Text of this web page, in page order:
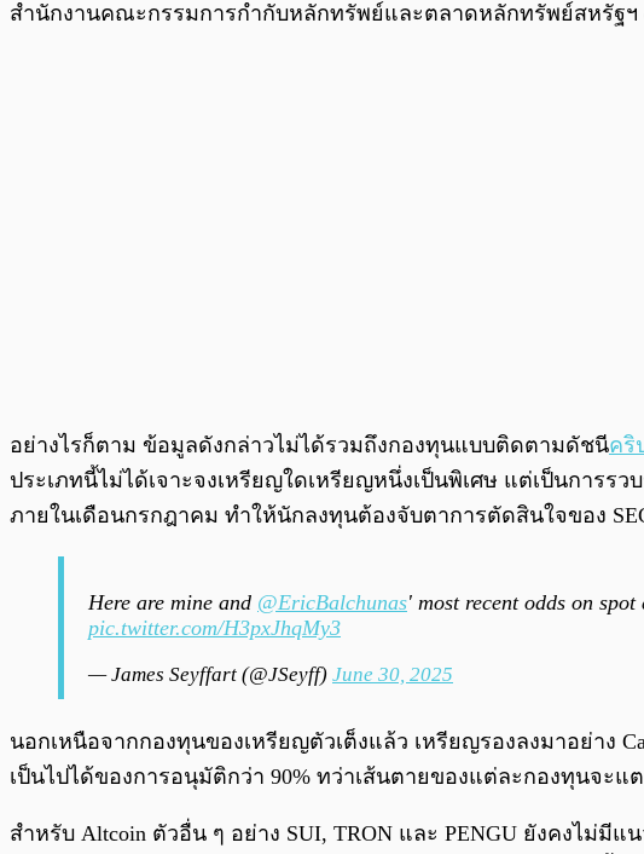
สำนักงานคณะกรรมการกำกับหลักทรัพย์และตลาดหลักทรัพย์สหรัฐ
อย่างไรก็ตาม ข้อมูลดังกล่าวไม่ได้รวมถึงกองทุนแบบติดตามดัชนีคริ
ประเภทนี้ไม่ได้เจาะจงเหรียญใดเหรียญหนึ่งเป็นพิเศษ แต่เป็นการ
ภายในเดือนกรกฎาคม ทำให้นักลงทุนต้องจับตาการตัดสินใจของ
Here are mine and @EricBalchunas' most recent odds on
pic.twitter.com/H3pxJhqMy3
— James Seyffart (@JSeyff) June 30, 2025
นอกเหนือจากกองทุนของเหรียญตัวเต็งแล้ว เหรียญรองลงมาอย่าง
เป็นไปได้ของการอนุมัติกว่า 90% ทว่าเส้นตายของแต่ละกองทุนจะ
สำหรับ Altcoin ตัวอื่น ๆ อย่าง SUI, TRON และ PENGU ยังคงไม่มี